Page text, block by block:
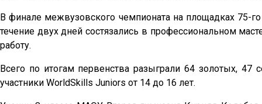
В финале межвузовского чемпионата на площадках 75-
течение двух дней состязались в профессиональном
работу.
Всего по итогам первенства разыграли 64 золотых,
участники WorldSkills Juniors от 14 до 16 лет.